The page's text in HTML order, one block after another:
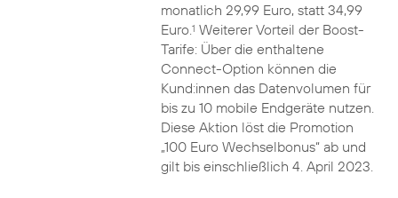
monatlich 29,99 Euro, statt 34,99
Euro.1 Weiterer Vorteil der Boost-
Tarife: Über die enthaltene
Connect-Option können die
Kund:innen das Datenvolumen für
bis zu 10 mobile Endgeräte nutzen.
Diese Aktion löst die Promotion
„100 Euro Wechselbonus“ ab und
gilt bis einschließlich 4. April 2023.